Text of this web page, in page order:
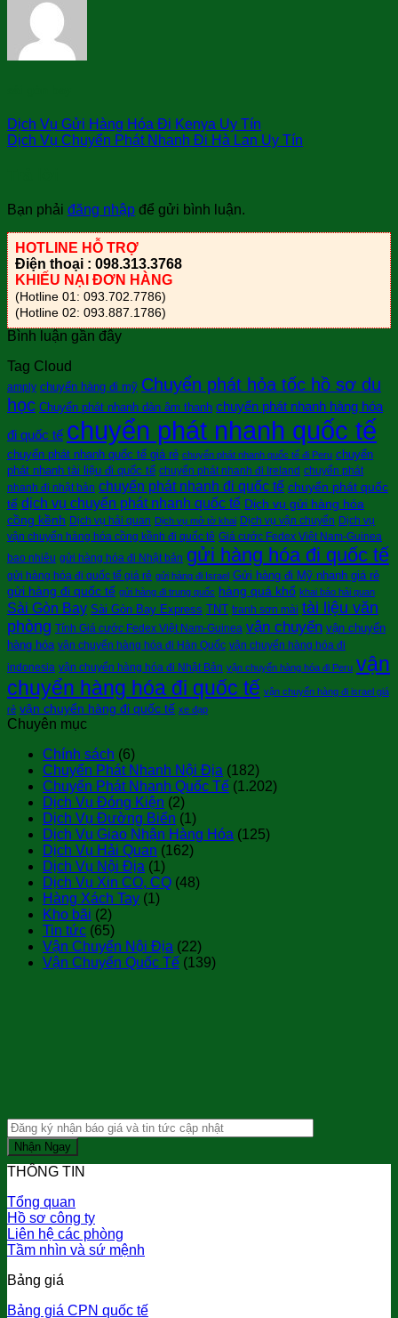
Dịch Vụ Gửi Hàng Hóa Đi Kenya Uy Tín
Dịch Vụ Chuyển Phát Nhanh Đi Hà Lan Uy Tín
Bạn phải đăng nhập để gửi bình luận.
HOTLINE HỖ TRỢ
Điện thoại : 098.313.3768
KHIẾU NẠI ĐƠN HÀNG
(Hotline 01: 093.702.7786)
(Hotline 02: 093.887.1786)
Bình luận gần đây
Tag Cloud
amply chuyển hàng đi mỹ Chuyển phát hỏa tốc hồ sơ du
học Chuyển phát nhanh dàn âm thanh chuyển phát nhanh hàng hóa
đi quốc tế chuyển phát nhanh quốc tế
chuyển phát nhanh quốc tế giá rẻ chuyển phát nhanh quốc tế đi Peru chuyển
phát nhanh tài liệu đi quốc tế chuyển phát nhanh đi Ireland chuyển phát
nhanh đi nhật bản chuyển phát nhanh đi quốc tế chuyển phát quốc
tế dịch vụ chuyển phát nhanh quốc tế Dịch vụ gửi hàng hóa
cồng kềnh Dịch vụ hải quan Dịch vụ mở tờ khai Dịch vụ vận chuyển Dịch vụ
vận chuyển hàng hóa cồng kềnh đi quốc tê Giá cước Fedex Việt Nam-Guinea
bao nhiêu gửi hàng hóa đi Nhật bản gửi hàng hóa đi quốc tế
gửi hàng hóa đi quốc tế giá rẻ gửi hàng đi Israel Gửi hàng đi Mỹ nhanh giá rẻ
gửi hàng đi quốc tế gửi hàng đi trung quốc hàng quá khổ khai báo hải quan
Sài Gòn Bay Sài Gòn Bay Express TNT tranh sơn mài tài liệu văn
phòng Tính Giá cước Fedex Việt Nam-Guinea vận chuyển vận chuyển
hàng hóa vận chuyển hàng hóa đi Hàn Quốc vận chuyển hàng hóa đi
indonesia vận chuyển hàng hóa đi Nhật Bản vận chuyển hàng hóa đi Peru vận
chuyển hàng hóa đi quốc tế vận chuyển hàng đi israel giá
rẻ vận chuyển hàng đi quốc tế xe đạp
Chuyên mục
Chính sách (6)
Chuyển Phát Nhanh Nội Địa (182)
Chuyển Phát Nhanh Quốc Tế (1.202)
Dịch Vụ Đóng Kiện (2)
Dịch Vụ Đường Biển (1)
Dịch Vụ Giao Nhận Hàng Hóa (125)
Dịch Vụ Hải Quan (162)
Dịch Vụ Nội Địa (1)
Dịch Vụ Xin CO, CQ (48)
Hàng Xách Tay (1)
Kho bãi (2)
Tin tức (65)
Vận Chuyển Nội Địa (22)
Vận Chuyển Quốc Tế (139)
THÔNG TIN
Tổng quan
Hồ sơ công ty
Liên hệ các phòng
Tầm nhìn và sứ mệnh
Bảng giá
Bảng giá CPN quốc tế